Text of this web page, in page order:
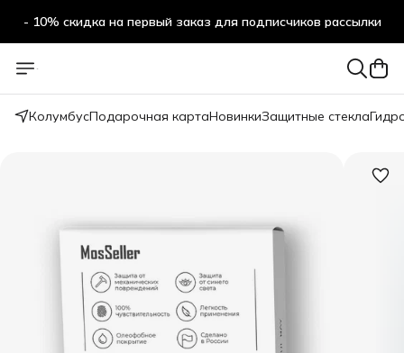
- 10% скидка на первый заказ для подписчиков рассылки
КолумбусПодарочная картаНовинкиЗащитные стекла